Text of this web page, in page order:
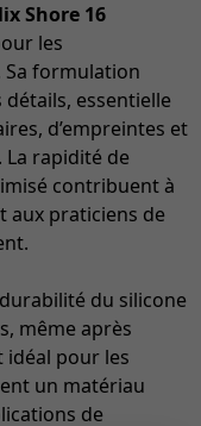
Shore 16
les
formulation
essentielle
d’empreintes et
rapidité de
contribuent à
aux praticiens de
du silicone
même après
idéal pour les
un matériau
de